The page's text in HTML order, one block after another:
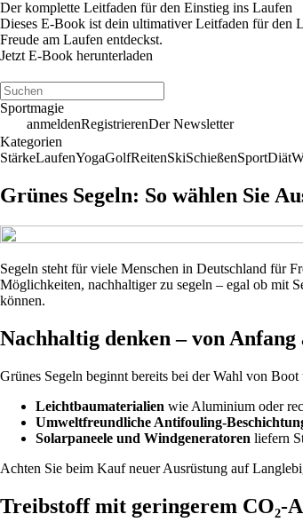
Der komplette Leitfaden für den Einstieg ins Laufen
Dieses E-Book ist dein ultimativer Leitfaden für den
Freude am Laufen entdeckst.
Jetzt E-Book herunterladen
Sportmagie
anmeldenRegistrierenDer Newsletter
Kategorien
StärkeLaufenYogaGolfReitenSkiSchießenSportDiät
Grünes Segeln: So wählen Sie
Segeln steht für viele Menschen in Deutschland für
Möglichkeiten, nachhaltiger zu segeln – egal ob mit
können.
Nachhaltig denken – von Anfang
Grünes Segeln beginnt bereits bei der Wahl von
Leichtbaumaterialien wie Aluminium oder
Umweltfreundliche Antifouling-
Solarpaneele und Windgeneratoren liefern
Achten Sie beim Kauf neuer Ausrüstung auf
Treibstoff mit geringerem CO₂-